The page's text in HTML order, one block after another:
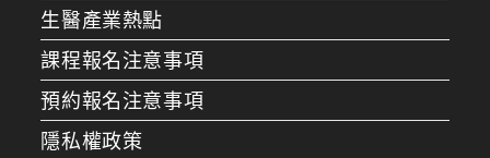
生醫產業熱點
課程報名注意事項
預約報名注意事項
隱私權政策